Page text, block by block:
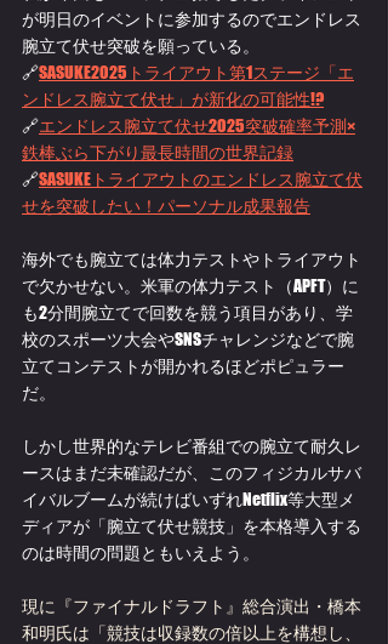
が明日のイベントに参加するのでエンドレス
腕立て伏せ突破を願っている。
🔗SASUKE2025トライアウト第1ステージ「エ
ンドレス腕立て伏せ」が新化の可能性!?
🔗エンドレス腕立て伏せ2025突破確率予測×
鉄棒ぶら下がり最長時間の世界記録
🔗SASUKEトライアウトのエンドレス腕立て伏
せを突破したい！パーソナル成果報告
海外でも腕立ては体力テストやトライアウト
で欠かせない。米軍の体力テスト（APFT）に
も2分間腕立てで回数を競う項目があり、学
校のスポーツ大会やSNSチャレンジなどで腕
立てコンテストが開かれるほどポピュラー
だ。
しかし世界的なテレビ番組での腕立て耐久レ
ースはまだ未確認だが、このフィジカルサバ
イバルブームが続けばいずれNetflix等大型メ
ディアが「腕立て伏せ競技」を本格導入する
のは時間の問題ともいえよう。
現に『ファイナルドラフト』総合演出・橋本
和明氏は「競技は収録数の倍以上を構想し、